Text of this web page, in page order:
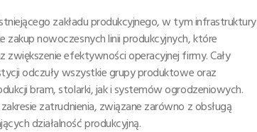
zakładu produkcyjnego, w tym infrastruktury
nowoczesnych linii produkcyjnych, które
efektywności operacyjnej firmy. Cały
odczuły wszystkie grupy produktowe oraz
bram, stolarki, jak i systemów ogrodzeniowych.
zatrudnienia, związane zarówno z obsługą
działalność produkcyjną.